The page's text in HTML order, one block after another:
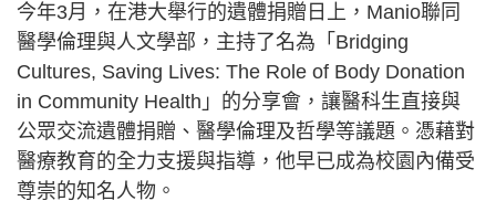
今年3月，在港大舉行的遺體捐贈日上，Manio聯同
醫學倫理與人文學部，主持了名為「Bridging
Cultures, Saving Lives: The Role of Body Donation
in Community Health」的分享會，讓醫科生直接與
公眾交流遺體捐贈、醫學倫理及哲學等議題。憑藉對
醫療教育的全力支援與指導，他早已成為校園內備受
尊崇的知名人物。